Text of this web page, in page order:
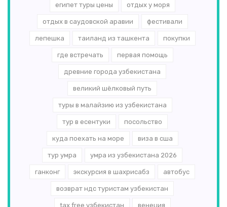
египет туры цены отдых у моря
отдых в саудовской аравии фестивали
лепешка таиланд из ташкента покупки
где встречать первая помощь
древние города узбекистана
великий шёлковый путь
туры в малайзию из узбекистана
тур в есентуки посольство
куда поехать на море виза в сша
тур умра умра из узбекистана 2026
ганконг экскурсия в шахрисабз автобус
возврат ндс туристам узбекистан
tax free узбекистан венеция